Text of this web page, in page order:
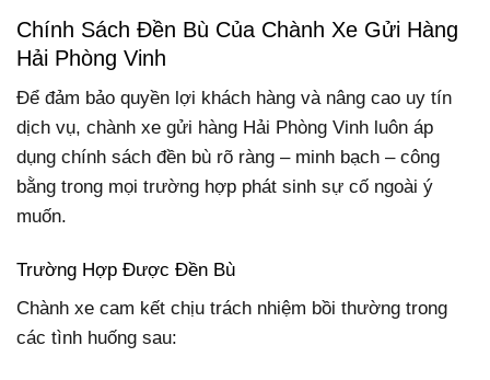
Chính Sách Đền Bù Của Chành Xe Gửi Hàng
Hải Phòng Vinh
Để đảm bảo quyền lợi khách hàng và nâng cao uy tín
dịch vụ, chành xe gửi hàng Hải Phòng Vinh luôn áp
dụng chính sách đền bù rõ ràng – minh bạch – công
bằng trong mọi trường hợp phát sinh sự cố ngoài ý
muốn.
Trường Hợp Được Đền Bù
Chành xe cam kết chịu trách nhiệm bồi thường trong
các tình huống sau: